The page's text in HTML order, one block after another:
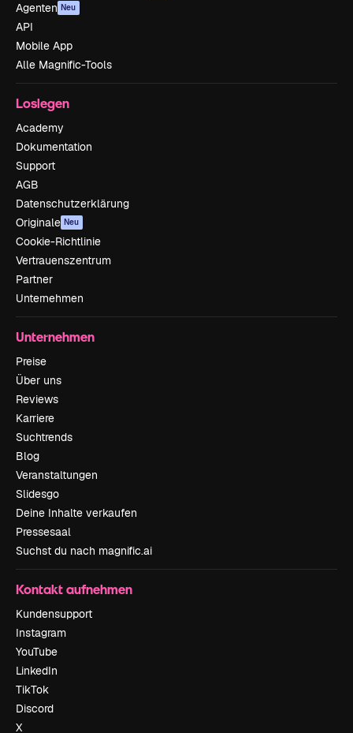
Agenten Neu
API
Mobile App
Alle Magnific-Tools
Loslegen
Academy
Dokumentation
Support
AGB
Datenschutzerklärung
Originale Neu
Cookie-Richtlinie
Vertrauenszentrum
Partner
Unternehmen
Unternehmen
Preise
Über uns
Reviews
Karriere
Suchtrends
Blog
Veranstaltungen
Slidesgo
Deine Inhalte verkaufen
Pressesaal
Suchst du nach magnific.ai
Kontakt aufnehmen
Kundensupport
Instagram
YouTube
LinkedIn
TikTok
Discord
X